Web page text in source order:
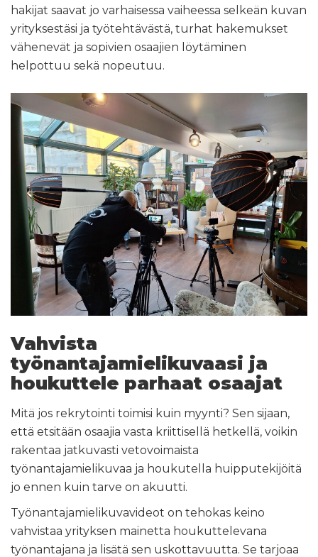
hakijat saavat jo varhaisessa vaiheessa selkeän kuvan
yrityksestäsi ja työtehtävästä, turhat hakemukset
vähenevät ja sopivien osaajien löytäminen
helpottuu sekä nopeutuu.
Vahvista
työnantajamielikuvaasi ja
houkuttele parhaat osaajat
Mitä jos rekrytointi toimisi kuin myynti? Sen sijaan,
että etsitään osaajia vasta kriittisellä hetkellä, voikin
rakentaa jatkuvasti vetovoimaista
työnantajamielikuvaa ja houkutella huipputekijöitä
jo ennen kuin tarve on akuutti.
Työnantajamielikuvavideot on tehokas keino
vahvistaa yrityksen mainetta houkuttelevana
työnantajana ja lisätä sen uskottavuutta. Se tarjoaa